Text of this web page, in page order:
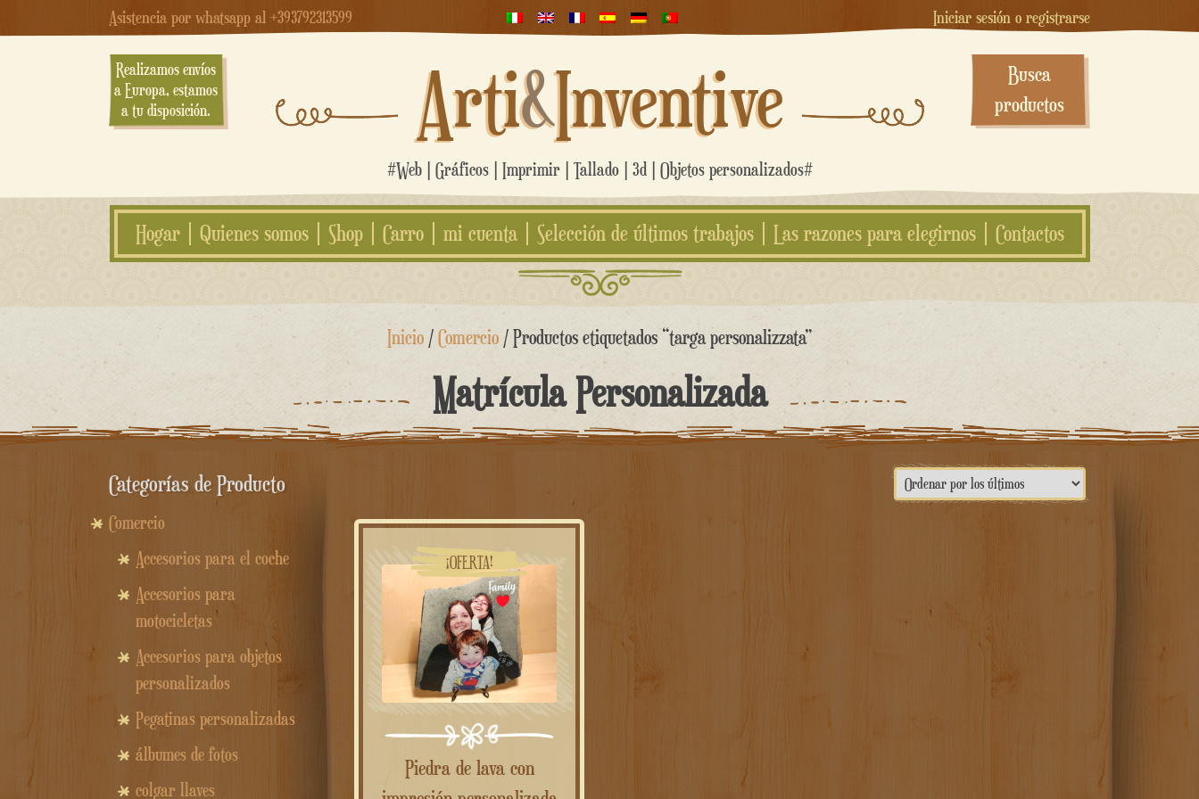
Asistencia por whatsapp al +393792313599 Iniciar sesión o registrarse
Realizamos envíos
a Europa, estamos
a tu disposición.
Arti&Inventive
#Web | Gráficos | Imprimir | Tallado | 3d | Objetos personalizados#
Busca
productos
Hogar Quienes somos Shop Carro mi cuenta Selección de últimos trabajos Las razones para elegirnos Contactos
saltar
contenido
Inicio/Comercio/ Productos etiquetados “targa personalizzata”
Matrícula Personalizada
¡OFERTA!
Piedra de lava con
Categorías de Producto
Comercio
Accesorios para el coche
Accesorios para
motocicletas
Accesorios para objetos
personalizados
Pegatinas personalizadas
álbumes de fotos
colgar llaves